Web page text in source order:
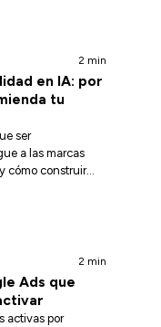
2 min
en IA: por
tu
ser
a las marcas
cómo construir
2 min
Ads que
activas por